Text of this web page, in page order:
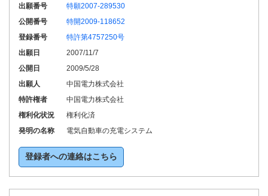
出願番号
特願2007-289530
公開番号
特開2009-118652
登録番号
特許第4757250号
出願日
2007/11/7
公開日
2009/5/28
出願人
中国電力株式会社
特許権者
中国電力株式会社
権利化状況
権利化済
発明の名称
電気自動車の充電システム
登録者への連絡はこちら